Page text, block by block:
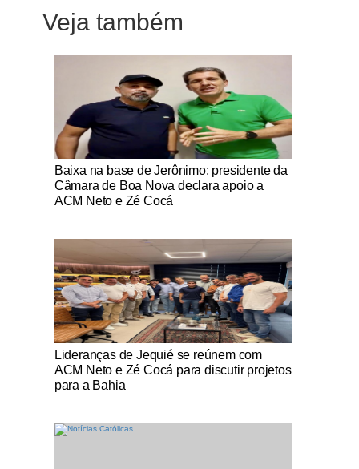
Veja também
Notícias Católicas
Baixa na base de Jerônimo: presidente da
Câmara de Boa Nova declara apoio a
ACM Neto e Zé Cocá
Notícias Católicas
Lideranças de Jequié se reúnem com
ACM Neto e Zé Cocá para discutir projetos
para a Bahia